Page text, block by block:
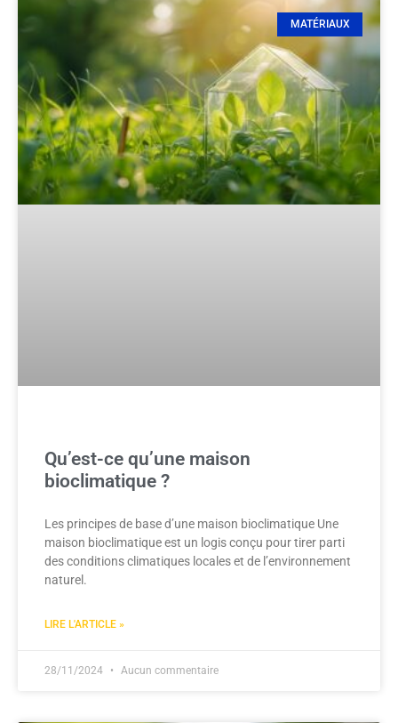
MATÉRIAUX
Qu’est-ce qu’une maison
bioclimatique ?
Les principes de base d’une maison bioclimatique Une
maison bioclimatique est un logis conçu pour tirer parti
des conditions climatiques locales et de l’environnement
naturel.
LIRE L'ARTICLE »
28/11/2024 Aucun commentaire